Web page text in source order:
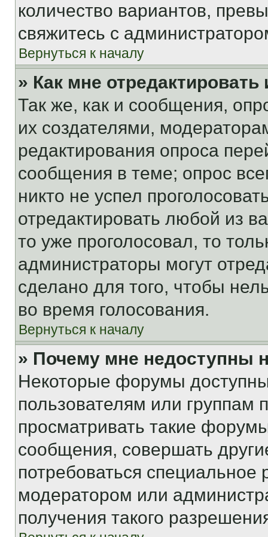
количество вариантов,
свяжитесь с
Вернуться к началу
» Как мне
Так же, как и сообщения,
их создателями,
редактирования опроса
сообщения в теме; опрос
никто не успел
отредактировать любой из
то уже проголосовал, то
администраторы могут
сделано для того, чтобы
во время голосования.
Вернуться к началу
» Почему мне недоступны
Некоторые форумы
пользователям или группам
просматривать такие
сообщения, совершать
потребоваться
модератором или
получения такого